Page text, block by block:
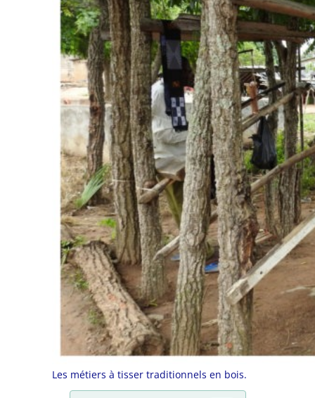
Les métiers à tisser traditionnels en bois.